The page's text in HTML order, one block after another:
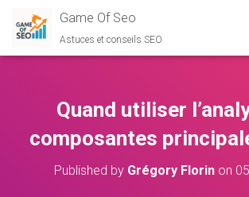
Game Of Seo
Astuces et conseils SEO
Quand utiliser
composantes
Published by Grégory Florin on